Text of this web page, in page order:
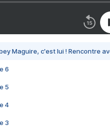
Maguire, c'est lui ! Rencontre
6
5
4
3